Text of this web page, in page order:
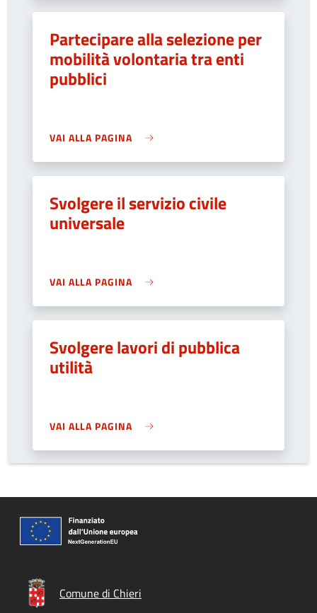
Partecipare alla selezione per
mobilità volontaria tra enti
pubblici
VAI ALLA PAGINA
Svolgere il servizio civile
universale
VAI ALLA PAGINA
Svolgere lavori di pubblica
utilità
VAI ALLA PAGINA
Comune di Chieri